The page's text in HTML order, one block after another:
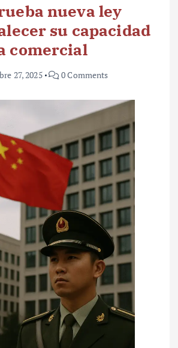
nueva ley
su capacidad
comercial
27, 2025 0 Comments